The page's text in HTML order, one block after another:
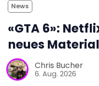
News
«GTA 6»:
neues Material
Chris Bucher
6. Aug. 2026